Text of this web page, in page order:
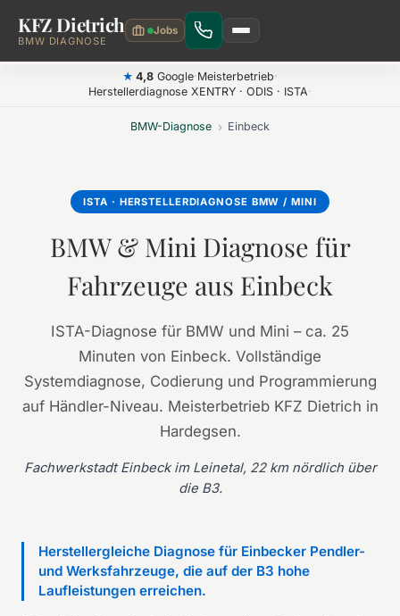
Zum Hauptinhalt springen
KFZ Dietrich
BMW DIAGNOSE
★ 4,8Google·Meisterbetrieb·
Herstellerdiagnose XENTRY · ODIS · ISTA·
BMW-Diagnose › Einbeck
ISTA · HERSTELLERDIAGNOSE BMW / MINI
BMW & Mini Diagnose für
Fahrzeuge aus Einbeck
ISTA-Diagnose für BMW und Mini – ca. 25
Minuten von Einbeck. Vollständige
Systemdiagnose, Codierung und Programmierung
auf Händler-Niveau. Meisterbetrieb KFZ Dietrich in
Hardegsen.
Fachwerkstadt Einbeck im Leinetal, 22 km nördlich über
die B3.
Herstellergleiche Diagnose für Einbecker Pendler-
und Werksfahrzeuge, die auf der B3 hohe
Laufleistungen erreichen.